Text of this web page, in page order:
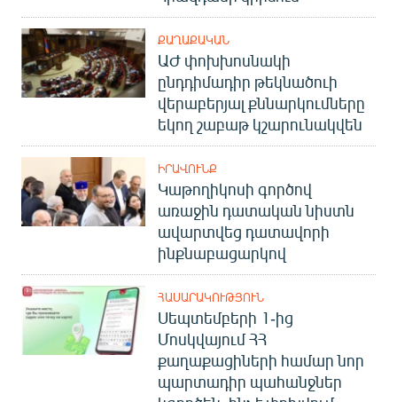
ՔԱՂԱՔԱԿԱՆ
ԱԺ փոխխոսնակի
ընդդիմադիր թեկնածուի
վերաբերյալ քննարկումները
եկող շաբաթ կշարունակվեն
ԻՐԱՎՈՒՆՔ
Կաթողիկոսի գործով
առաջին դատական նիստն
ավարտվեց դատավորի
ինքնաբացարկով
ՀԱՍԱՐԱԿՈՒԹՅՈՒՆ
Սեպտեմբերի 1-ից
Մոսկվայում ՀՀ
քաղաքացիների համար նոր
պարտադիր պահանջներ